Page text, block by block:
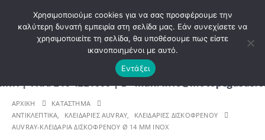
ΚΑΛΩΣ ΗΡΘΑΤΕ ΣΤΟ E-SHOP ΜΟΤΟ ΠΗΓΑΣΟΣ !
4221060 | E - mail: info@motopegasus.com |
ΑΡΧΙΚΉ
ΚΑΤΆΣΤΗΜΑ
ΑΝΤΙΚΛΕΠΤΙΚΑ, ΚΛΕΙΔΑΡΙΕΣ AUVRAY,
ΚΛΕΙΔΑΡΙΕΣ ΔΙΣΚΟΦΡΕΝΟΥ
AUVRAY-ΚΛΕΙΔΑΡΙΑ ΔΙΣΚΟΦΡΕΝΟΥ Ø 14 MM INOX
Χρησιμοποιούμε cookies για να σας προσφέρουμε την
καλύτερη δυνατή εμπειρία στη σελίδα μας. Εάν συνεχίσετε να
χρησιμοποιείτε τη σελίδα, θα υποθέσουμε πως είστε
ικανοποιημένοι με αυτό.
Εντάξει